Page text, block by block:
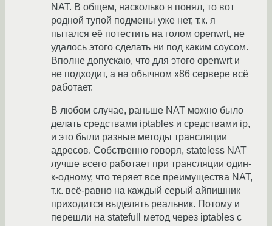
NAT. В общем, насколько я понял, то вот
родной тупой подмены уже нет, т.к. я
пытался её потестить на голом openwrt, не
удалось этого сделать ни под каким соусом.
Вполне допускаю, что для этого openwrt и
не подходит, а на обычном x86 сервере всё
работает.
В любом случае, раньше NAT можно было
делать средствами iptables и средствами ip,
и это были разные методы трансляции
адресов. Собственно говоря, stateless NAT
лучше всего работает при трансляции один-
к-одному, что теряет все преимущества NAT,
т.к. всё-равно на каждый серый айпишник
приходится выделять реальник. Потому и
перешли на statefull метод через iptables с